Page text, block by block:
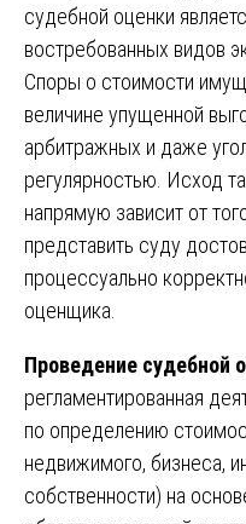
судебной оценки
востребованных видов
Споры о стоимости
величине упущенной
арбитражных и даже
регулярностью. Исход
напрямую зависит от
представить суду
процессуально
оценщика.
Проведение судебной
регламентированная
по определению
недвижимого, бизнеса,
собственности) на